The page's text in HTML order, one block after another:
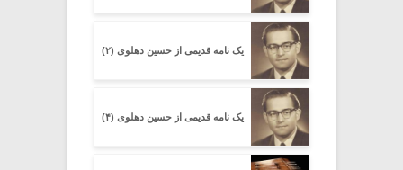
یک نامه قدیمی از حسین دهلوی (۲)
یک نامه قدیمی از حسین دهلوی (۴)